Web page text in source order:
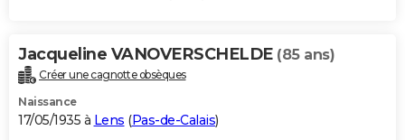
Jacqueline VANOVERSCHELDE (85 ans)
Créer une cagnotte obsèques
Naissance
17/05/1935 à Lens (Pas-de-Calais)